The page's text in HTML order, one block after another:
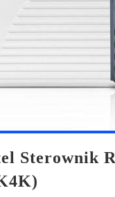
Sterownik